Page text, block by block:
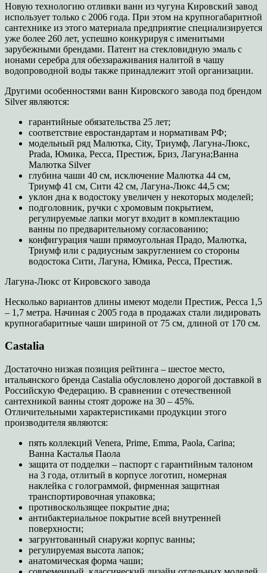
Новую технологию отливки ванн из чугуна Кировский завод
использует только с 2006 года. При этом на крупногабаритной
сантехнике из этого материала предприятие специализируется
уже более 260 лет, успешно конкурируя с именитыми
зарубежными брендами. Патент на стекловидную эмаль с
ионами серебра для обеззараживания налитой в чашу
водопроводной воды также принадлежит этой организации.
Другими особенностями ванн Кировского завода под брендом
Silver являются:
гарантийные обязательства 25 лет;
соответствие евростандартам и нормативам РФ;
модельный ряд Малютка, City, Триумф, Лагуна-Люкс,
Prada, Юмика, Ресса, Престиж, Бриз, Лагуна;Ванна
Малютка Silver
глубина чаши 40 см, исключение Малютка 44 см,
Триумф 41 см, Сити 42 см, Лагуна-Люкс 44,5 см;
уклон дна к водостоку увеличен у некоторых моделей;
подголовник, ручки с хромовым покрытием,
регулируемые лапки могут входит в комплектацию
ванны по предварительному согласованию;
конфигурация чаши прямоугольная Прадо, Малютка,
Триумф или с радиусным закруглением со стороны
водостока Сити, Лагуна, Юмика, Ресса, Престиж.
Лагуна-Люкс от Кировского завода
Несколько вариантов длины имеют модели Престиж, Ресса 1,5
– 1,7 метра. Начиная с 2005 года в продажах стали лидировать
крупногабаритные чаши шириной от 75 см, длиной от 170 см.
Castalia
Достаточно низкая позиция рейтинга – шестое место,
итальянского бренда Castalia обусловлено дорогой доставкой в
Российскую Федерацию. В сравнении с отечественной
сантехникой ванны стоят дороже на 30 – 45%.
Отличительными характеристиками продукции этого
производителя являются:
пять коллекций Venera, Prime, Emma, Paola, Carina;
Ванна Касталья Паола
защита от подделки – паспорт с гарантийным талоном
на 3 года, отлитый в корпусе логотип, номерная
наклейка с голограммой, фирменная защитная
транспортировочная упаковка;
противоскользящее покрытие дна;
антибактериальное покрытие всей внутренней
поверхности;
загрунтованный снаружи корпус ванны;
регулируемая высота лапок;
анатомическая форма чаши;